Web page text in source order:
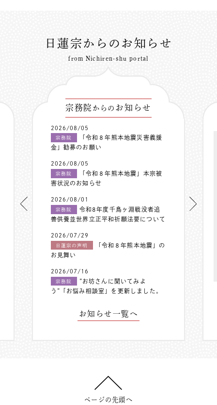
日蓮宗からのお知らせ
from Nichiren-shu portal
宗務院 からの お知らせ
2026/08/05
宗務院
「令和８年熊本地震災害義援
金」勧募のお願い
2026/08/05
宗務院
「令和８年熊本地震」本宗被
害状況のお知らせ
2026/08/01
宗務院
令和8年度千鳥ヶ淵戦没者追
善供養並世界立正平和祈願法要について
2026/07/29
日蓮宗の声明
「令和８年熊本地震」の
お見舞い
2026/07/16
宗務院
”お坊さんに聞いてみよ
う”「お悩み相談室」を更新しました。
お知らせ一覧へ
ページの先頭へ